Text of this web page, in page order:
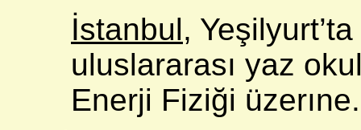
İstanbul,
uluslararası yaz
Enerji Fiziği